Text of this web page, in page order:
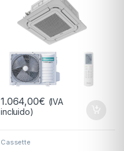
1.064,00€ (IVA
incluido)
Cassette